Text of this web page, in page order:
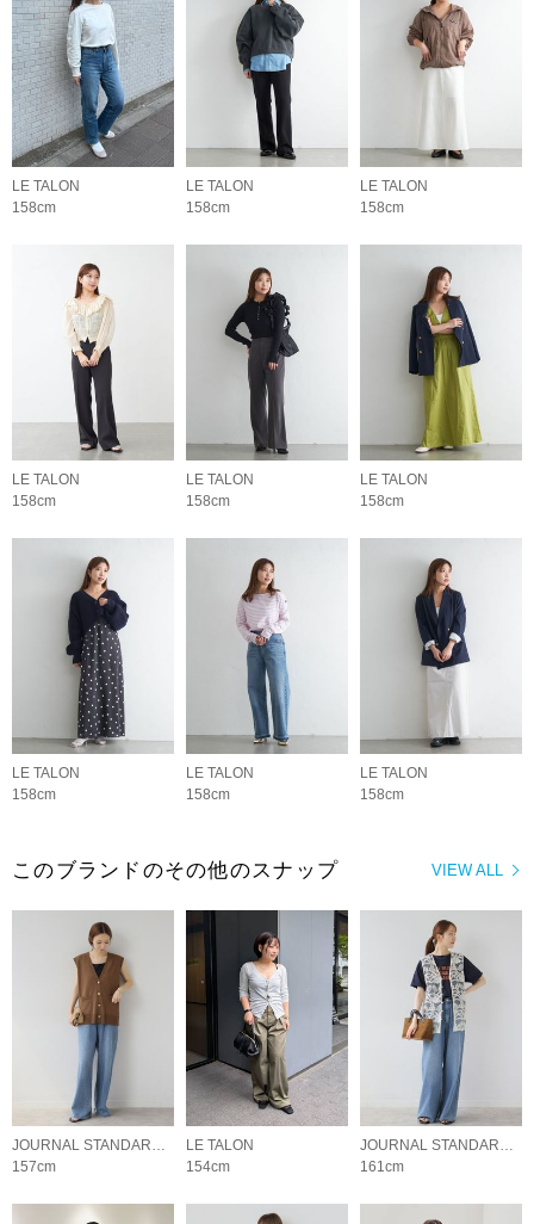
LE TALON
158cm
LE TALON
158cm
LE TALON
158cm
LE TALON
158cm
LE TALON
158cm
LE TALON
158cm
LE TALON
158cm
LE TALON
158cm
LE TALON
158cm
VIEW ALL
このブランドのその他のスナップ
JOURNAL STANDARD relume LADYS
157cm
LE TALON
154cm
JOURNAL STANDARD relume LADYS
161cm